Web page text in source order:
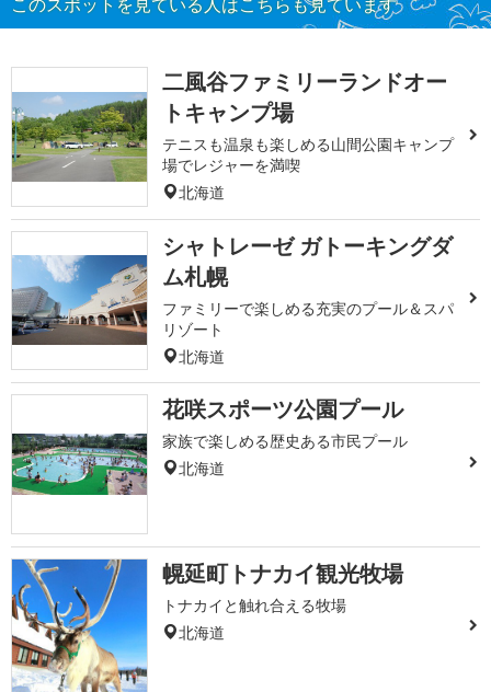
二風谷ファミリーランドオー
トキャンプ場
テニスも温泉も楽しめる山間公園キャンプ
場でレジャーを満喫
北海道
シャトレーゼ ガトーキングダ
ム札幌
ファミリーで楽しめる充実のプール＆スパ
リゾート
北海道
花咲スポーツ公園プール
家族で楽しめる歴史ある市民プール
北海道
幌延町トナカイ観光牧場
トナカイと触れ合える牧場
北海道